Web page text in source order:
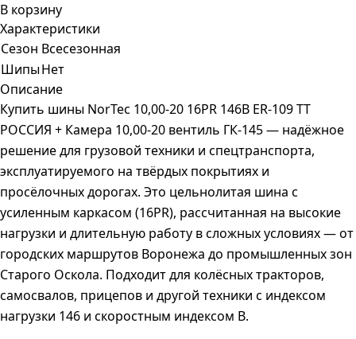
В корзину
Характеристики
Сезон Всесезонная
ШипыНет
Описание
Купить шины NorTec 10,00-20 16PR 146B ER-109 TT
РОССИЯ + Камера 10,00-20 вентиль ГК-145 — надёжное
решение для грузовой техники и спецтранспорта,
эксплуатируемого на твёрдых покрытиях и
просёлочных дорогах. Это цельнолитая шина с
усиленным каркасом (16PR), рассчитанная на высокие
нагрузки и длительную работу в сложных условиях — от
городских маршрутов Воронежа до промышленных зон
Старого Оскола. Подходит для колёсных тракторов,
самосвалов, прицепов и другой техники с индексом
нагрузки 146 и скоростным индексом B.